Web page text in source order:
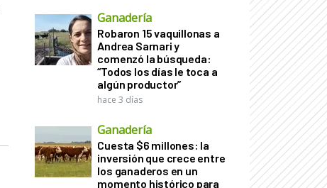
Ganadería
Robaron 15 vaquillonas a
Andrea Sarnari y
comenzó la búsqueda:
“Todos los días le toca a
algún productor”
hace 3 días
Ganadería
Cuesta $6 millones: la
inversión que crece entre
los ganaderos en un
momento histórico para